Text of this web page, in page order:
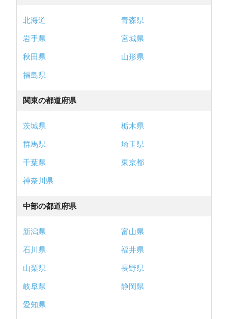
北海道
青森県
岩手県
宮城県
秋田県
山形県
福島県
関東の都道府県
茨城県
栃木県
群馬県
埼玉県
千葉県
東京都
神奈川県
中部の都道府県
新潟県
富山県
石川県
福井県
山梨県
長野県
岐阜県
静岡県
愛知県